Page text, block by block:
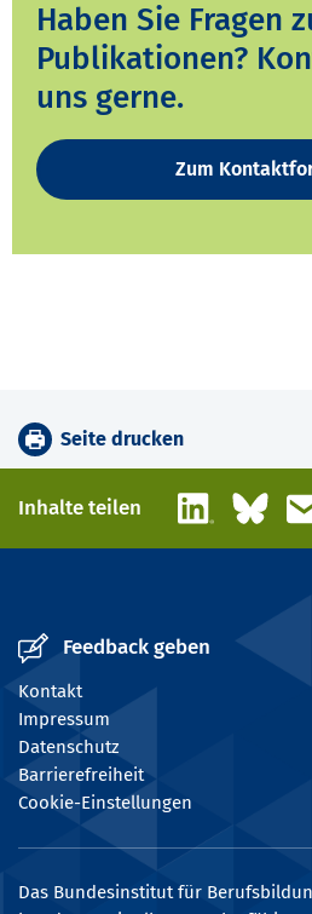
Haben Sie Fragen
Publikationen?
uns gerne.
Zum
Seite drucken
Inhalte teilen LinkedIn
Feedback geben
Kontakt
Impressum
Datenschutz
Barrierefreiheit
Cookie-Einstellungen
Das Bundesinstitut für